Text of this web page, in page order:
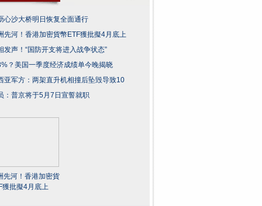
心沙大桥明日恢复全面通行
先河！香港加密貨幣ETF獲批擬4月底上
发声！“国防开支将进入战争状态”
？美国一季度经济成绩单今晚揭晓
亚军方：两架直升机相撞后坠毁导致10
：普京将于5月7日宣誓就职
先河！香港加密貨
獲批擬4月底上